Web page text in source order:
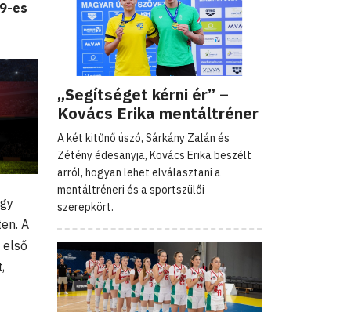
es
A
első
„Segítséget kérni ér” –
Kovács Erika mentáltréner
A két kitűnő úszó, Sárkány Zalán és
Zétény édesanyja, Kovács Erika beszélt
arról, hogyan lehet elválasztani a
mentáltréneri és a sportszülői
szerepkört.